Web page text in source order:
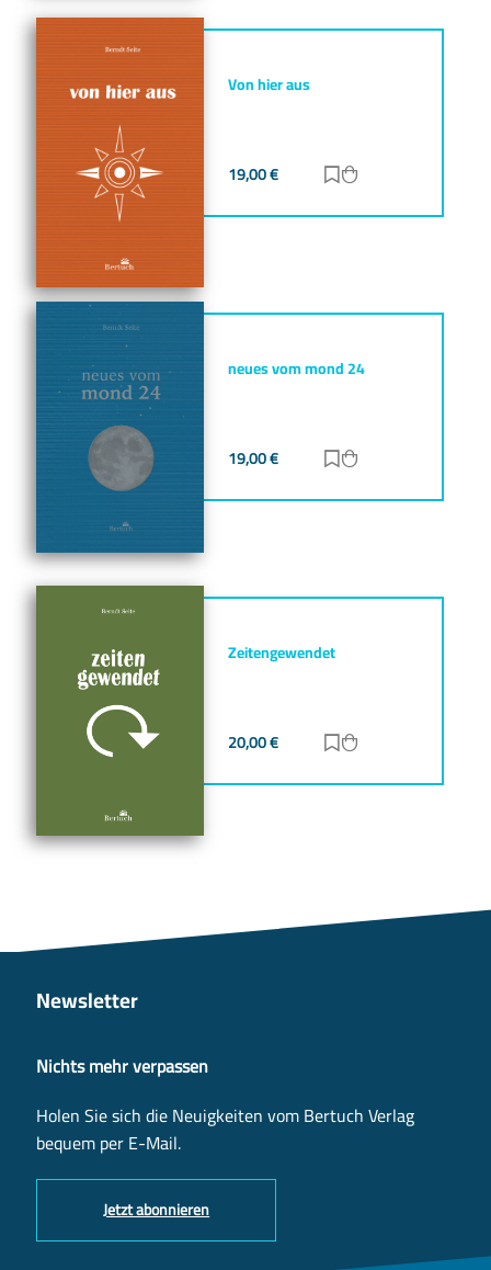
Von hier aus
19,00€ Zur Merkliste
neues vom mond 24
19,00€ Zur Merkliste
Zeitengewendet
20,00€ Zur Merkliste
Newsletter
Nichts mehr verpassen
Holen Sie sich die Neuigkeiten vom Bertuch Verlag
bequem per E-Mail.
Jetzt abonnieren